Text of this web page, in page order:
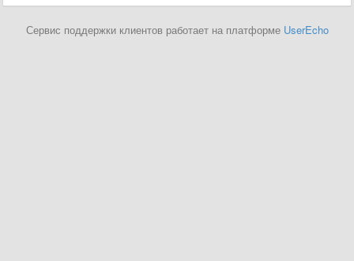
Сервис поддержки клиентов работает на платформе UserEcho